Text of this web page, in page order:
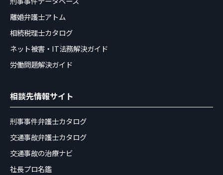
離婚弁護士アトム
相続税理士カタログ
ネット被害・IT法務解決ガイド
労働問題解決ガイド
相談先情報サイト
刑事事件弁護士カタログ
交通事故弁護士カタログ
交通事故の治療ナビ
社長プロ名鑑